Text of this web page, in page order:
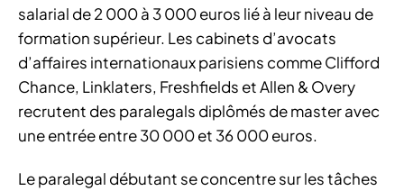
salarial de 2 000 à 3 000 euros lié à leur niveau de
formation supérieur. Les cabinets d’avocats
d’affaires internationaux parisiens comme Clifford
Chance, Linklaters, Freshfields et Allen & Overy
recrutent des paralegals diplômés de master avec
une entrée entre 30 000 et 36 000 euros.
Le paralegal débutant se concentre sur les tâches